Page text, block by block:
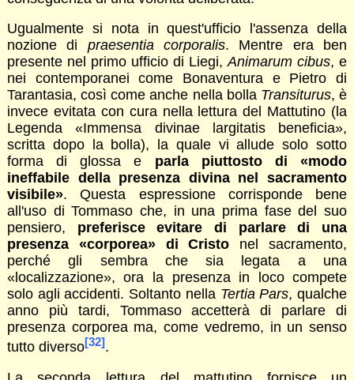
Ugualmente si nota in quest'ufficio l'assenza della
nozione di praesentia corporalis. Mentre era ben
presente nel primo ufficio di Liegi,Animarum cibus, e
nei contemporanei come Bonaventura e Pietro di
Tarantasia, così come anche nella bolla Transiturus, è
invece evitata con cura nella lettura del Mattutino (la
Legenda «Immensa divinae largitatis beneficia»,
scritta dopo la bolla), la quale vi allude solo sotto
forma di glossa e parla piuttosto di «modo
ineffabile della presenza divina nel sacramento
visibile». Questa espressione corrisponde bene
all'uso di Tommaso che, in una prima fase del suo
pensiero, preferisce evitare di parlare di una
presenza «corporea» di Cristo nel sacramento,
perché gli sembra che sia legata a una
«localizzazione», ora la presenza in loco compete
solo agli accidenti. Soltanto nella Tertia Pars, qualche
anno più tardi, Tommaso accetterà di parlare di
presenza corporea ma, come vedremo, in un senso
tutto diverso[32].